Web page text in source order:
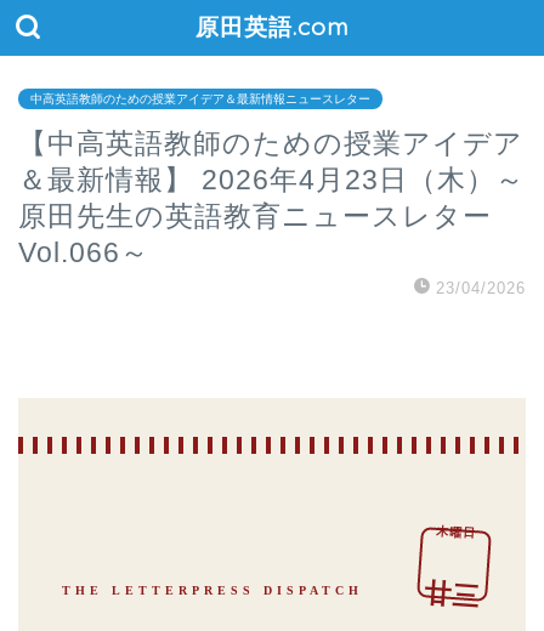
原田英語.com
中高英語教師のための授業アイデア＆最新情報ニュースレター
【中高英語教師のための授業アイデア
＆最新情報】 2026年4月23日（木）～
原田先生の英語教育ニュースレター
Vol.066～
23/04/2026
木曜日
廿三
THE LETTERPRESS DISPATCH